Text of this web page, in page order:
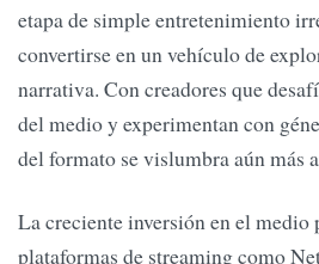
etapa de simple entretenimiento
convertirse en un vehículo de
narrativa. Con creadores que
del medio y experimentan con
del formato se vislumbra aún más
La creciente inversión en el medio
plataformas de streaming como